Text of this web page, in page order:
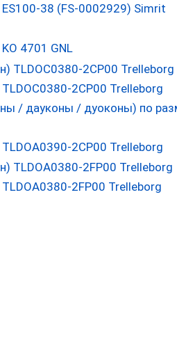
38 (FS-0002929) Simrit
4701 GNL
2CP00 Trelleborg
2CP00 Trelleborg
2FP00 Trelleborg